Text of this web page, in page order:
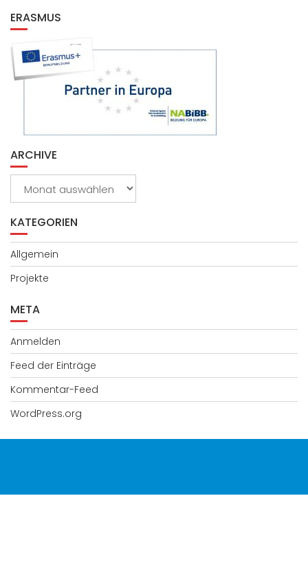
ERASMUS
ARCHIVE
KATEGORIEN
Allgemein
Projekte
META
Anmelden
Feed der Einträge
Kommentar-Feed
WordPress.org